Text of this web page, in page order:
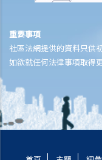
G. 法庭頒布清盤令之理由
H. 頒布清盤令之影響
1. 頒布清盤令（對公司
協助進行清盤程序的清盤
1. 我被某間公司起訴，
針對本人的訴訟會自動終
3. 清盤程序中，清盤人
重要事項
社區法網提供的資料只供
如欲就任何法律事項取得